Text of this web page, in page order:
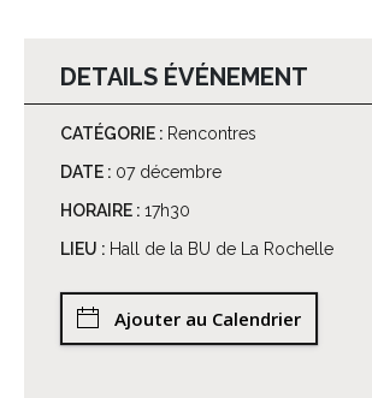
DETAILS ÉVÉNEMENT
CATÉGORIE : Rencontres
DATE : 07 décembre
HORAIRE : 17h30
LIEU : Hall de la BU de La Rochelle
Ajouter au Calendrier